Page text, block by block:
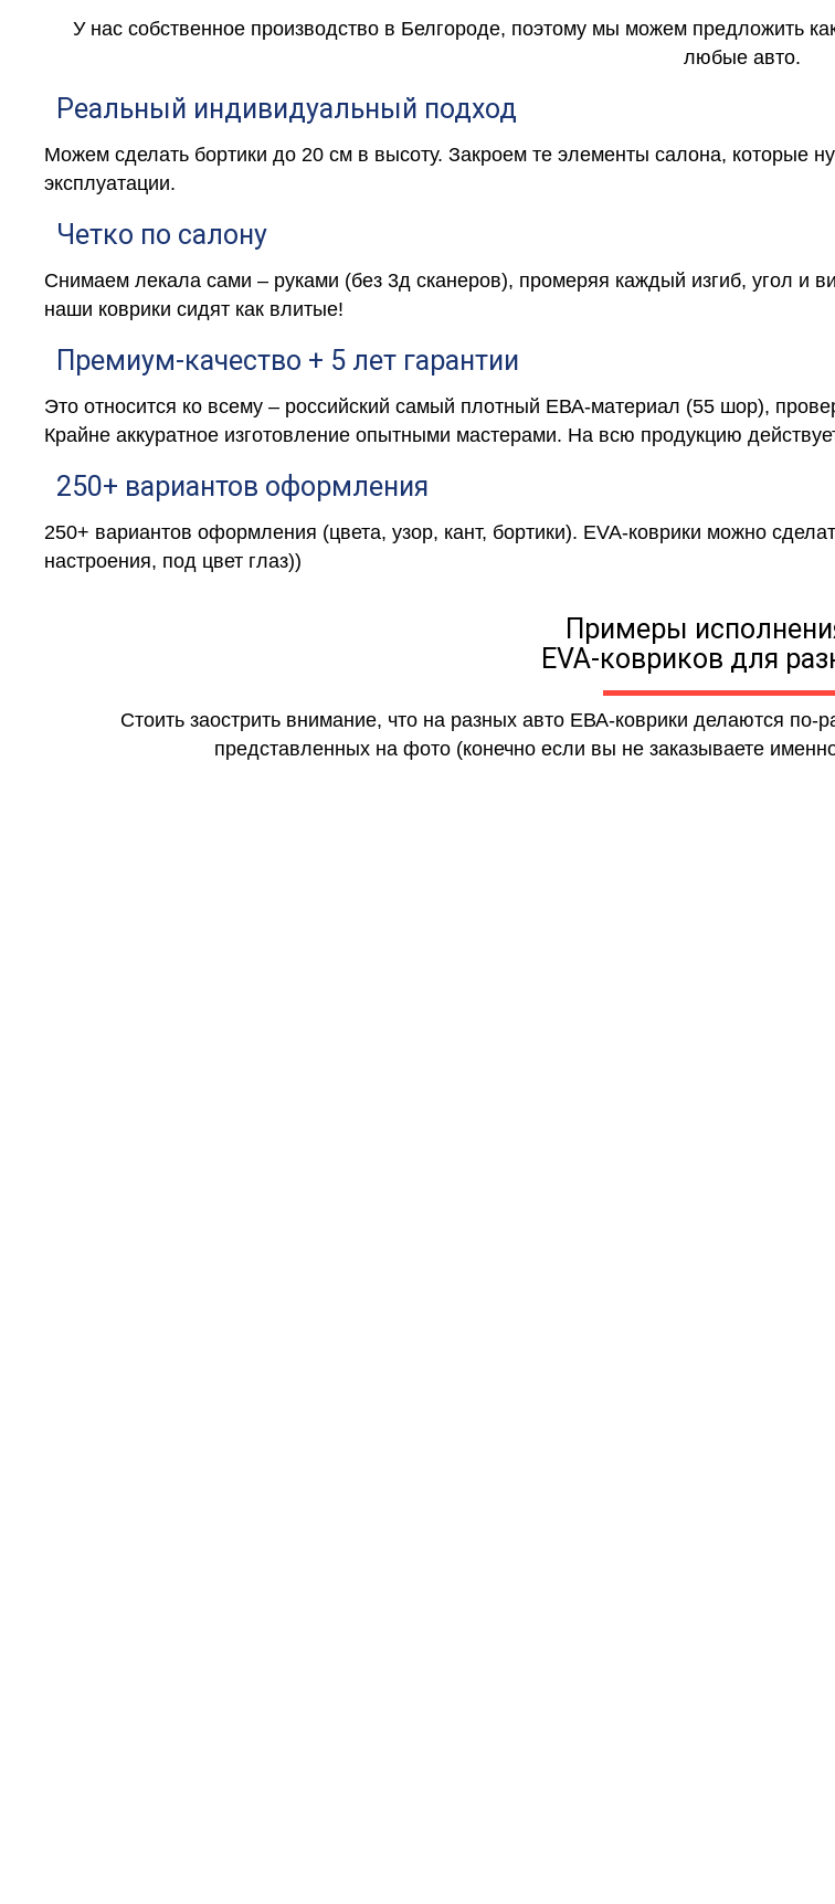
У нас собственное производство в Белгороде, поэтому мы можем предложить
любые авто.
Реальный индивидуальный подход
Можем сделать бортики до 20 см в высоту. Закроем те элементы салона, которые
эксплуатации.
Четко по салону
Снимаем лекала сами – руками (без 3д сканеров), промеряя каждый изгиб, угол и
наши коврики сидят как влитые!
Премиум-качество + 5 лет гарантии
Это относится ко всему – российский самый плотный ЕВА-материал (55 шор),
Крайне аккуратное изготовление опытными мастерами. На всю продукцию
250+ вариантов оформления
250+ вариантов оформления (цвета, узор, кант, бортики). EVA-коврики можно
настроения, под цвет глаз))
Примеры
EVA-ковриков для
Стоить заострить внимание, что на разных авто ЕВА-коврики делаются
представленных на фото (конечно если вы не заказываете